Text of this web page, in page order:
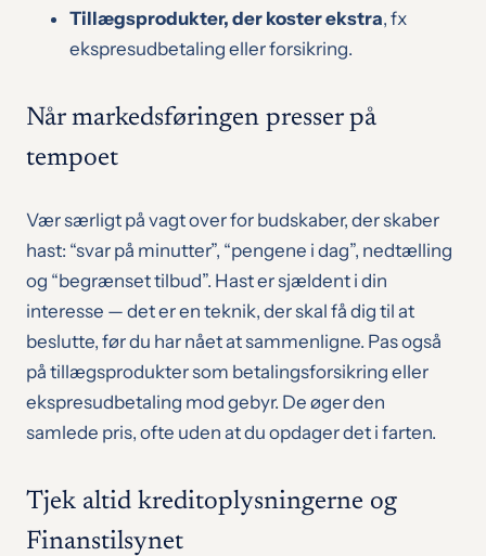
Tillægsprodukter, der koster ekstra, fx
ekspresudbetaling eller forsikring.
Når markedsføringen presser på
tempoet
Vær særligt på vagt over for budskaber, der skaber
hast: “svar på minutter”, “pengene i dag”, nedtælling
og “begrænset tilbud”. Hast er sjældent i din
interesse — det er en teknik, der skal få dig til at
beslutte, før du har nået at sammenligne. Pas også
på tillægsprodukter som betalingsforsikring eller
ekspresudbetaling mod gebyr. De øger den
samlede pris, ofte uden at du opdager det i farten.
Tjek altid kreditoplysningerne og
Finanstilsynet